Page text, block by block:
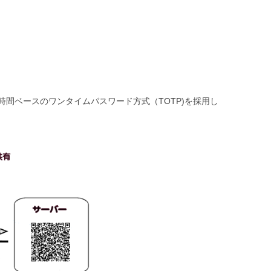
間ベースのワンタイムパスワード方式（TOTP)を採用し